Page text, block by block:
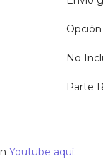
No
Parte
Youtube aquí: